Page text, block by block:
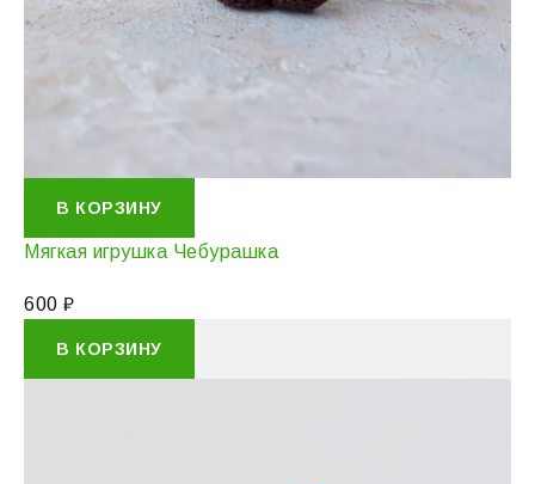
В КОРЗИНУ
Мягкая игрушка Чебурашка
600 ₽
В КОРЗИНУ